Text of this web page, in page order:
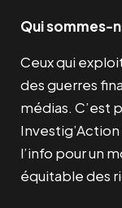
Qui sommes-
Ceux qui
des guerres
médias. C’est
l’info pour un
équitable des